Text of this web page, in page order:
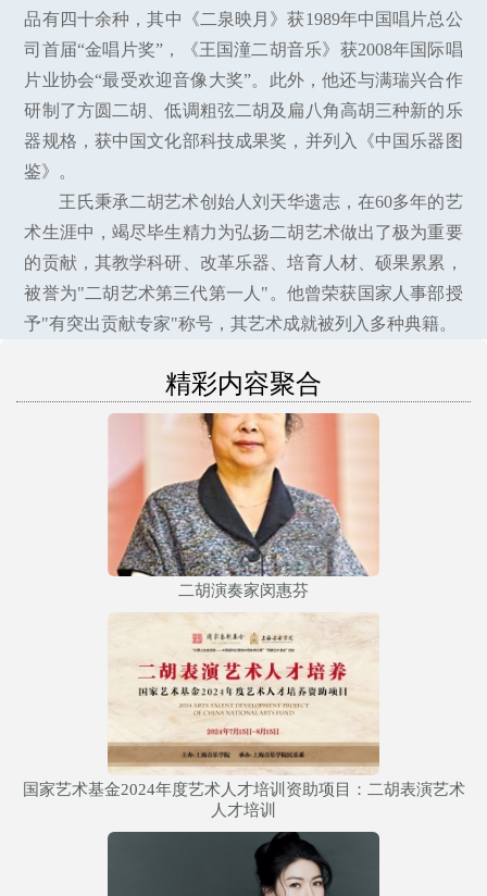
品有四十余种，其中《二泉映月》获1989年中国唱片总公
司首届“金唱片奖”，《王国潼二胡音乐》获2008年国际唱
片业协会“最受欢迎音像大奖”。此外，他还与满瑞兴合作
研制了方圆二胡、低调粗弦二胡及扁八角高胡三种新的乐
器规格，获中国文化部科技成果奖，并列入《中国乐器图
鉴》。
王氏秉承二胡艺术创始人刘天华遗志，在60多年的艺
术生涯中，竭尽毕生精力为弘扬二胡艺术做出了极为重要
的贡献，其教学科研、改革乐器、培育人材、硕果累累，
被誉为"二胡艺术第三代第一人"。他曾荣获国家人事部授
予"有突出贡献专家"称号，其艺术成就被列入多种典籍。
精彩内容聚合
二胡演奏家闵惠芬
国家艺术基金2024年度艺术人才培训资助项目：二胡表演艺术
人才培训